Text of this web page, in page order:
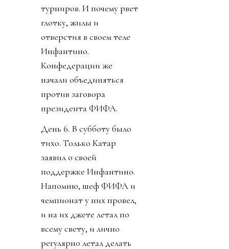
турниров. И почему рвет
глотку, жилы и
отверстия в своем теле
Инфантино.
Конфедерации же
начали объединяться
против заговора
президента ФИФА.
День 6. В субботу было
тихо. Только Катар
заявил о своей
поддержке Инфантино.
Напомню, шеф ФИФА и
чемпионат у них провел,
и на их джете летал по
всему свету, и лично
регулярно летал делать